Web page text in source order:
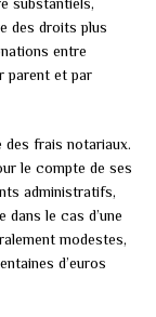
substantiels,
des droits plus
entre
parent et par
frais notariaux.
le compte de ses
administratifs,
le cas d’une
modestes,
d’euros